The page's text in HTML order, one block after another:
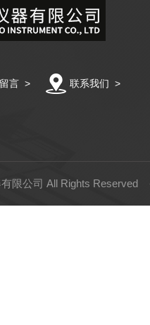
言 > 联系我们 >
限公司 All Rights Reserved